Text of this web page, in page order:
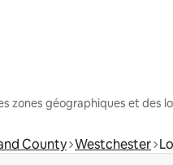
zones géographiques et des
County Westchester